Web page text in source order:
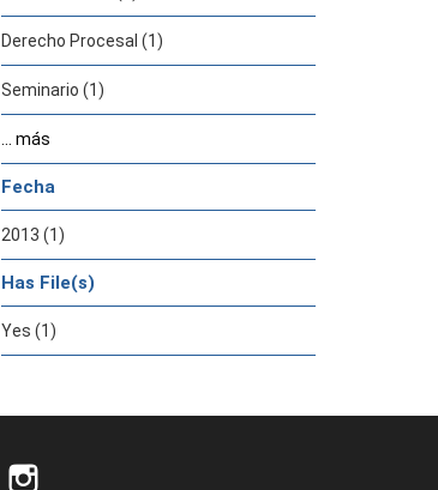
Derecho Procesal (1)
Seminario (1)
... más
Fecha
2013 (1)
Has File(s)
Yes (1)